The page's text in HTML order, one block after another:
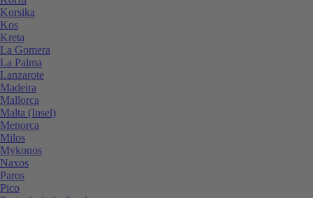
Korsika
Kos
Kreta
La Gomera
La Palma
Lanzarote
Madeira
Mallorca
Malta (Insel)
Menorca
Milos
Mykonos
Naxos
Paros
Pico